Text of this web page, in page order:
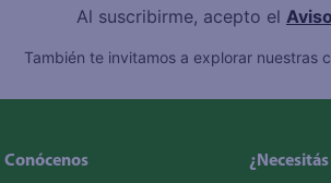
Al suscribirme, acepto el
También te invitamos a explorar nuestras
Conócenos